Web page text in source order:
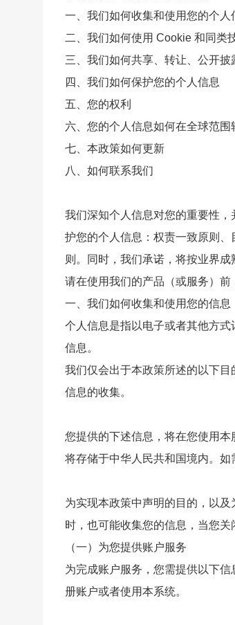
一、我们如何收集和使用您的个人
二、我们如何使用 Cookie 和同类
三、我们如何共享、转让、公开披
四、我们如何保护您的个人信息
五、您的权利
六、您的个人信息如何在全球范围
七、本政策如何更新
八、如何联系我们
我们深知个人信息对您的重要性
护您的个人信息：权责一致原则
则。同时，我们承诺，将按业界
请在使用我们的产品（或服务）前
一、我们如何收集和使用您的信息
个人信息是指以电子或者其他方
信息。
我们仅会出于本政策所述的以下
信息的收集。
您提供的下述信息，将在您使用
将存储于中华人民共和国境内。如
为实现本政策中声明的目的，以
时，也可能收集您的信息，当您
（一）为您提供账户服务
为完成账户服务，您需提供以下
册账户或者使用本系统。